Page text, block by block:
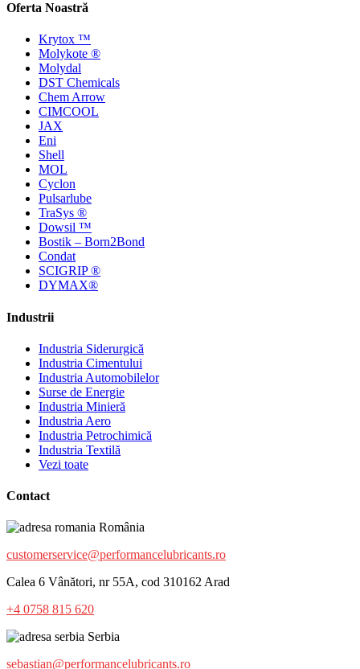
Oferta Noastră
Krytox ™
Molykote ®
Molydal
DST Chemicals
Chem Arrow
CIMCOOL
JAX
Eni
Shell
MOL
Cyclon
Pulsarlube
TraSys ®
Dowsil ™
Bostik – Born2Bond
Condat
SCIGRIP ®
DYMAX®
Industrii
Industria Siderurgică
Industria Cimentului
Industria Automobilelor
Surse de Energie
Industria Minieră
Industria Aero
Industria Petrochimică
Industria Textilă
Vezi toate
Contact
România
customerservice@performancelubricants.ro
Calea 6 Vânători, nr 55A, cod 310162 Arad
+4 0758 815 620
Serbia
sebastian@performancelubricants.ro